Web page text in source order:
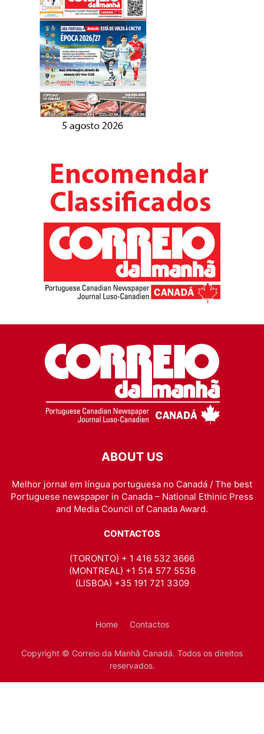
ABOUT US
Melhor jornal em língua portuguesa no Canadá / The best
Portuguese newspaper in Canada – National Ethinic Press
and Media Council of Canada Award.
CONTACTOS
(TORONTO) + 1 416 532 3666
(MONTREAL) +1 514 577 5536
(LISBOA) +35 191 721 3309
Home Contactos
Copyright © Correio da Manhã Canadá. Todos os direitos
reservados.